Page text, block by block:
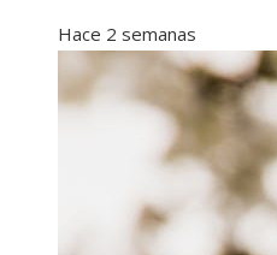
Hace 2 semanas